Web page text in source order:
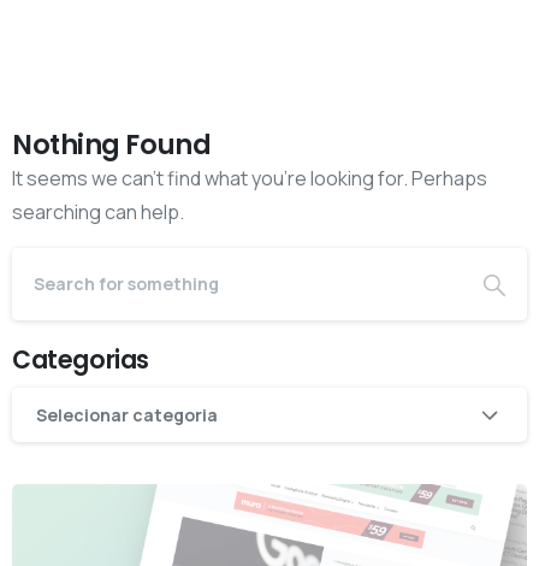
Nothing Found
It seems we can’t find what you’re looking for. Perhaps
searching can help.
Categorias
Categorias
Selecionar categoria